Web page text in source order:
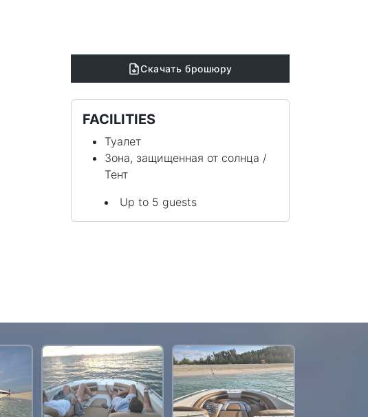
Скачать брошюру
FACILITIES
Туалет
Зона, защищенная от солнца /
Тент
Up to 5 guests